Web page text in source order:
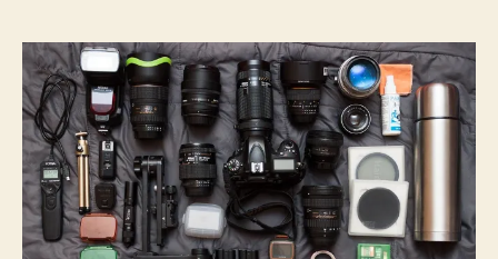
г
д
а
н
о
в
1 что
в
рюкзаке?